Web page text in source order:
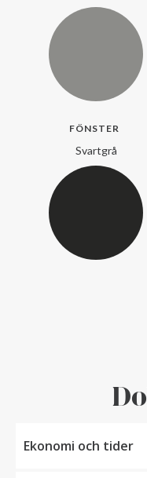
FÖNSTER
Svartgrå
Ekonomi och tider